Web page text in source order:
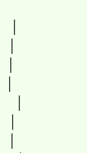
|
|
|
|
|
|
|